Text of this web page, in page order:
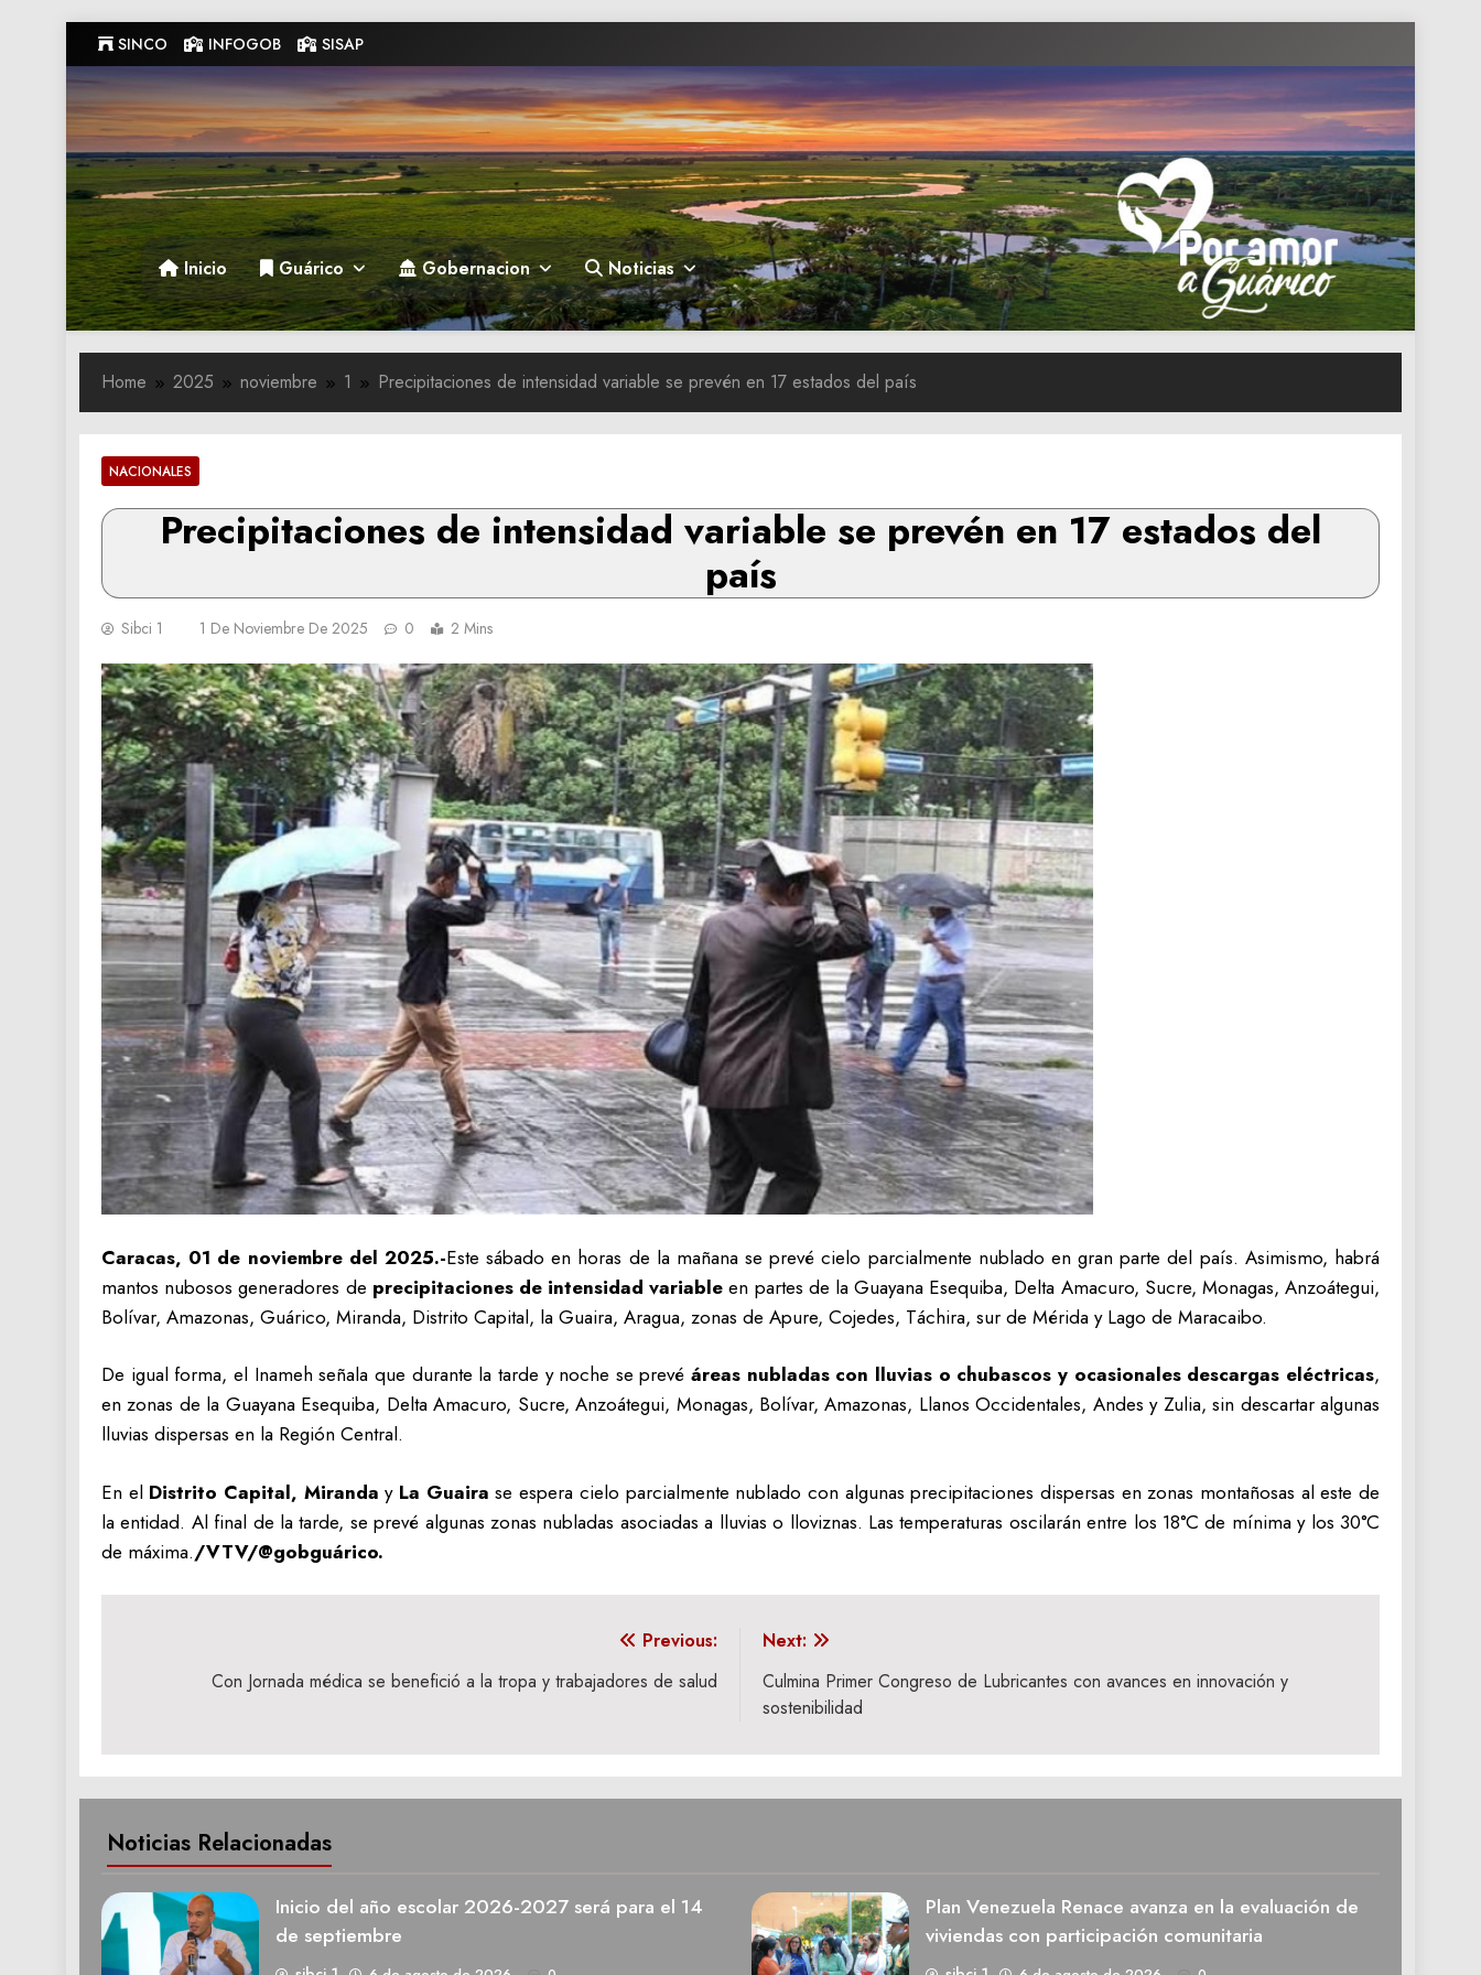
to
content
SINCO INFOGOB SISAP
Gobernacion de Guarico
Gobernacion de Guarico
Inicio Guárico Gobernacion Noticias
Home 2025 noviembre 1 Precipitaciones de intensidad variable se prevén en 17 estados del país
NACIONALES
Precipitaciones de intensidad variable se prevén en 17 estados del
país
Sibci 1 1 De Noviembre De 2025 0 2 Mins
Caracas, 01 de noviembre del 2025.-Este sábado en horas de la mañana se prevé cielo parcialmente nublado en gran parte del país. Asimismo, habrá
mantos nubosos generadores de precipitaciones de intensidad variable en partes de la Guayana Esequiba, Delta Amacuro, Sucre, Monagas, Anzoátegui,
Bolívar, Amazonas, Guárico, Miranda, Distrito Capital, la Guaira, Aragua, zonas de Apure, Cojedes, Táchira, sur de Mérida y Lago de Maracaibo.
De igual forma, el Inameh señala que durante la tarde y noche se prevéáreas nubladas con lluvias o chubascos y ocasionales descargas eléctricas,
en zonas de la Guayana Esequiba, Delta Amacuro, Sucre, Anzoátegui, Monagas, Bolívar, Amazonas, Llanos Occidentales, Andes y Zulia, sin descartar algunas
lluvias dispersas en la Región Central.
En el Distrito Capital, MirandayLa Guaira se espera cielo parcialmente nublado con algunas precipitaciones dispersas en zonas montañosas al este de
la entidad. Al final de la tarde, se prevé algunas zonas nubladas asociadas a lluvias o lloviznas. Las temperaturas oscilarán entre los 18°C de mínima y los 30°C
de máxima./VTV/@gobguárico.
Previous:
Con Jornada médica se benefició a la tropa y trabajadores de salud
Next:
Culmina Primer Congreso de Lubricantes con avances en innovación y
sostenibilidad
Noticias Relacionadas
Inicio del año escolar 2026-2027 será para el 14
de septiembre
Plan Venezuela Renace avanza en la evaluación de
viviendas con participación comunitaria